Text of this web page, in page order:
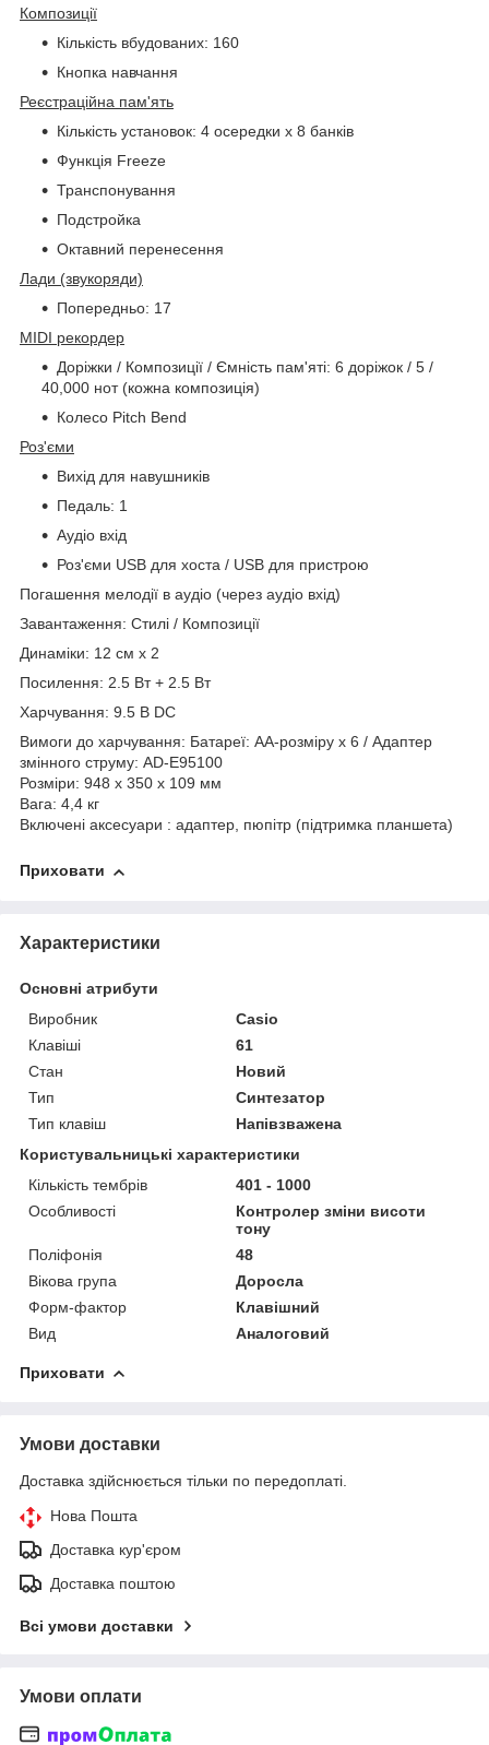
Композиції
Кількість вбудованих: 160
Кнопка навчання
Реєстраційна пам'ять
Кількість установок: 4 осередки x 8 банків
Функція Freeze
Транспонування
Подстройка
Октавний перенесення
Лади (звукоряди)
Попередньо: 17
MIDI рекордер
Доріжки / Композиції / Ємність пам'яті: 6 доріжок / 5 /
40,000 нот (кожна композиція)
Колесо Pitch Bend
Роз'єми
Вихід для навушників
Педаль: 1
Аудіо вхід
Роз'єми USB для хоста / USB для пристрою
Погашення мелодії в аудіо (через аудіо вхід)
Завантаження: Стилі / Композиції
Динаміки: 12 см x 2
Посилення: 2.5 Вт + 2.5 Вт
Харчування: 9.5 В DC
Вимоги до харчування: Батареї: АА-розміру x 6 / Адаптер
змінного струму: AD-E95100
Розміри: 948 x 350 x 109 мм
Вага: 4,4 кг
Включені аксесуари : адаптер, пюпітр (підтримка планшета)
Приховати
Характеристики
Основні атрибути
Виробник
Casio
Клавіші
61
Стан
Новий
Тип
Синтезатор
Тип клавіш
Напівзважена
Користувальницькі характеристики
Кількість тембрів
401 - 1000
Особливості
Контролер зміни висоти
тону
Поліфонія
48
Вікова група
Доросла
Форм-фактор
Клавішний
Вид
Аналоговий
Приховати
Умови доставки
Доставка здійснюється тільки по передоплаті.
Нова Пошта
Доставка кур'єром
Доставка поштою
Всі умови доставки
Умови оплати